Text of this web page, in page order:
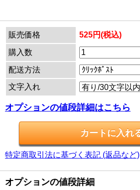
販売価格 525円(税込)
購入数
配送方法
文字入れ
オプションの値段詳細はこちら
特定商取引法に基づく表記 (返品など)
オプションの値段詳細